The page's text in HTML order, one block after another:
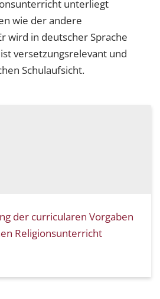
unterliegt
wie der andere
wird in deutscher Sprache
versetzungsrelevant und
Schulaufsicht.
der curricularen Vorgaben
Religionsunterricht